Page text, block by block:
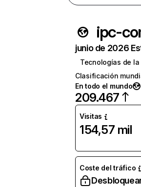
ipc-
junio de 2026
Tecnologías de
Clasificación
En todo el mundo
209.467
Visitas
154,57 mil
Coste del tráfico